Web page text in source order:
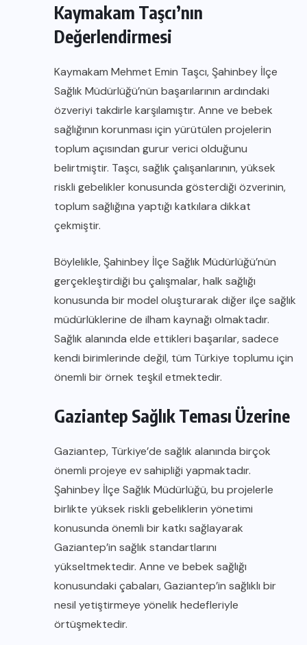
Kaymakam Taşcı’nın
Değerlendirmesi
Kaymakam Mehmet Emin Taşcı, Şahinbey İlçe
Sağlık Müdürlüğü’nün başarılarının ardındaki
özveriyi takdirle karşılamıştır. Anne ve bebek
sağlığının korunması için yürütülen projelerin
toplum açısından gurur verici olduğunu
belirtmiştir. Taşcı, sağlık çalışanlarının, yüksek
riskli gebelikler konusunda gösterdiği özverinin,
toplum sağlığına yaptığı katkılara dikkat
çekmiştir.
Böylelikle, Şahinbey İlçe Sağlık Müdürlüğü’nün
gerçekleştirdiği bu çalışmalar, halk sağlığı
konusunda bir model oluşturarak diğer ilçe sağlık
müdürlüklerine de ilham kaynağı olmaktadır.
Sağlık alanında elde ettikleri başarılar, sadece
kendi birimlerinde değil, tüm Türkiye toplumu için
önemli bir örnek teşkil etmektedir.
Gaziantep Sağlık Teması Üzerine
Gaziantep, Türkiye’de sağlık alanında birçok
önemli projeye ev sahipliği yapmaktadır.
Şahinbey İlçe Sağlık Müdürlüğü, bu projelerle
birlikte yüksek riskli gebeliklerin yönetimi
konusunda önemli bir katkı sağlayarak
Gaziantep’in sağlık standartlarını
yükseltmektedir. Anne ve bebek sağlığı
konusundaki çabaları, Gaziantep’in sağlıklı bir
nesil yetiştirmeye yönelik hedefleriyle
örtüşmektedir.